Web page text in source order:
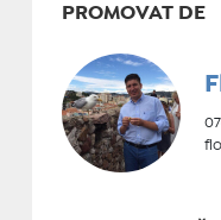
PROMOVAT DE